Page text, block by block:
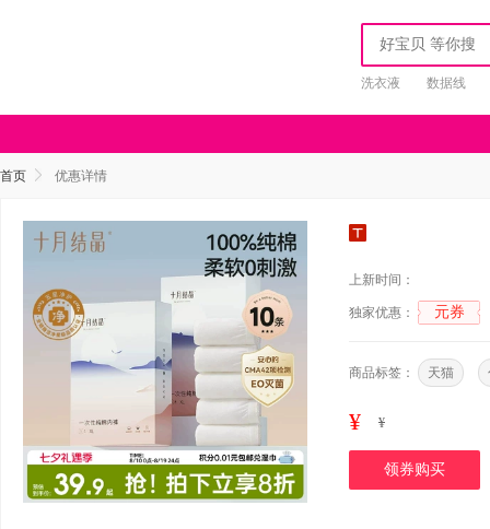
洗衣液 数据线
首页 优惠详情
上新时间：
独家优惠： 元券
商品标签： 天猫
¥ ¥
领券购买